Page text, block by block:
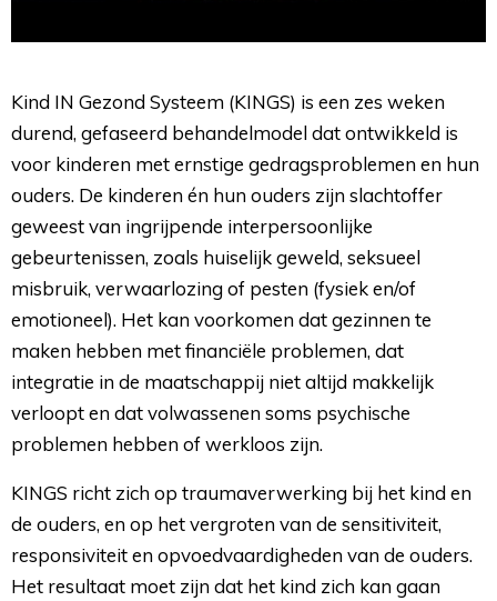
Kind IN Gezond Systeem (KINGS) is een zes weken
durend, gefaseerd behandelmodel dat ontwikkeld is
voor kinderen met ernstige gedragsproblemen en hun
ouders. De kinderen én hun ouders zijn slachtoffer
geweest van ingrijpende interpersoonlijke
gebeurtenissen, zoals huiselijk geweld, seksueel
misbruik, verwaarlozing of pesten (fysiek en/of
emotioneel). Het kan voorkomen dat gezinnen te
maken hebben met financiële problemen, dat
integratie in de maatschappij niet altijd makkelijk
verloopt en dat volwassenen soms psychische
problemen hebben of werkloos zijn.
KINGS richt zich op traumaverwerking bij het kind en
de ouders, en op het vergroten van de sensitiviteit,
responsiviteit en opvoedvaardigheden van de ouders.
Het resultaat moet zijn dat het kind zich kan gaan